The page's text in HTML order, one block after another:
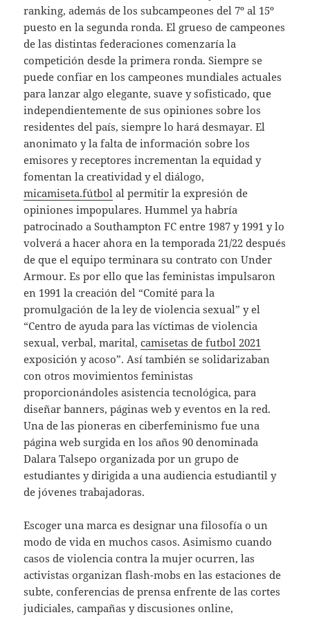
ranking, además de los subcampeones del 7º al 15º
puesto en la segunda ronda. El grueso de campeones
de las distintas federaciones comenzaría la
competición desde la primera ronda. Siempre se
puede confiar en los campeones mundiales actuales
para lanzar algo elegante, suave y sofisticado, que
independientemente de sus opiniones sobre los
residentes del país, siempre lo hará desmayar. El
anonimato y la falta de información sobre los
emisores y receptores incrementan la equidad y
fomentan la creatividad y el diálogo,
micamiseta.fútbol al permitir la expresión de
opiniones impopulares. Hummel ya habría
patrocinado a Southampton FC entre 1987 y 1991 y lo
volverá a hacer ahora en la temporada 21/22 después
de que el equipo terminara su contrato con Under
Armour. Es por ello que las feministas impulsaron
en 1991 la creación del “Comité para la
promulgación de la ley de violencia sexual” y el
“Centro de ayuda para las víctimas de violencia
sexual, verbal, marital,camisetas de futbol 2021
exposición y acoso”. Así también se solidarizaban
con otros movimientos feministas
proporcionándoles asistencia tecnológica, para
diseñar banners, páginas web y eventos en la red.
Una de las pioneras en ciberfeminismo fue una
página web surgida en los años 90 denominada
Dalara Talsepo organizada por un grupo de
estudiantes y dirigida a una audiencia estudiantil y
de jóvenes trabajadoras.
Escoger una marca es designar una filosofía o un
modo de vida en muchos casos. Asimismo cuando
casos de violencia contra la mujer ocurren, las
activistas organizan flash-mobs en las estaciones de
subte, conferencias de prensa enfrente de las cortes
judiciales, campañas y discusiones online,